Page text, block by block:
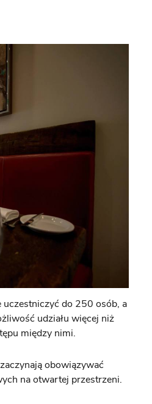
do 250 osób, a
udziału więcej niż
między nimi.
obowiązywać
na otwartej przestrzeni.